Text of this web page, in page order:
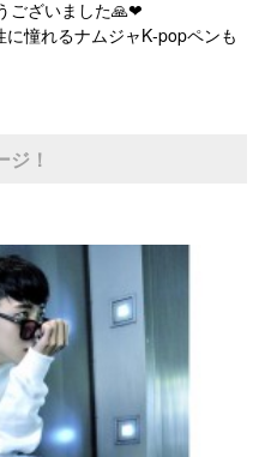
ございました🙏❤
憧れるナムジャK‐popペンも
！